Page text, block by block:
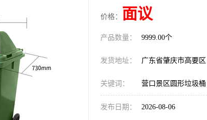
价格： 面议
产品数量： 9999.00个
发货地址： 广东省肇庆市高要区
关键词： 营口景区圆形垃圾桶
发布日期： 2026-08-06